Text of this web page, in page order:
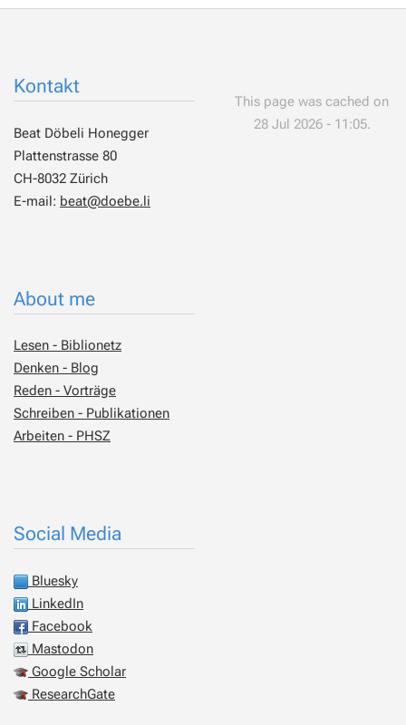
Kontakt
Beat Döbeli Honegger
Plattenstrasse 80
CH-8032 Zürich
E-mail: beat@doebe.li
About me
Lesen - Biblionetz
Denken - Blog
Reden - Vorträge
Schreiben - Publikationen
Arbeiten - PHSZ
Social Media
Bluesky
LinkedIn
Facebook
Mastodon
Google Scholar
ResearchGate
This page was cached on
28 Jul 2026 - 11:05.